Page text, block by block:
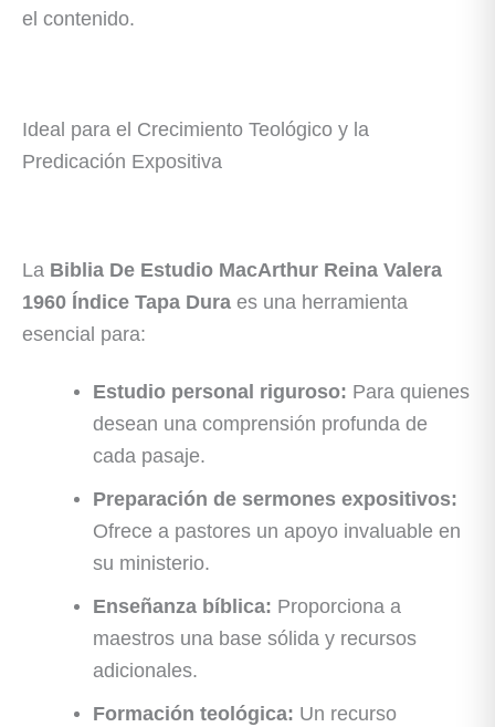
el contenido.
Ideal para el Crecimiento Teológico y la
Predicación Expositiva
La Biblia De Estudio MacArthur Reina Valera
1960 Índice Tapa Dura es una herramienta
esencial para:
Estudio personal riguroso: Para quienes
desean una comprensión profunda de
cada pasaje.
Preparación de sermones expositivos:
Ofrece a pastores un apoyo invaluable en
su ministerio.
Enseñanza bíblica: Proporciona a
maestros una base sólida y recursos
adicionales.
Formación teológica: Un recurso